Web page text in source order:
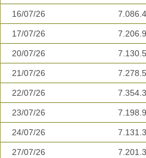
16/07/26
17/07/26
20/07/26
21/07/26
22/07/26
23/07/26
24/07/26
27/07/26